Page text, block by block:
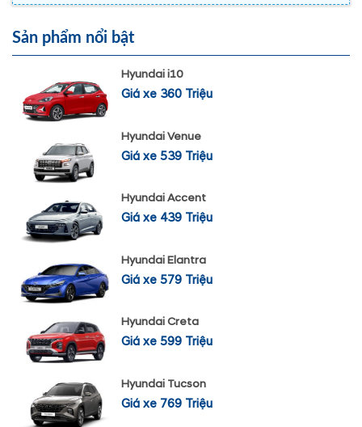
Sản phẩm nổi bật
Hyundai i10
Giá xe 360 Triệu
Hyundai Venue
Giá xe 539 Triệu
Hyundai Accent
Giá xe 439 Triệu
Hyundai Elantra
Giá xe 579 Triệu
Hyundai Creta
Giá xe 599 Triệu
Hyundai Tucson
Giá xe 769 Triệu